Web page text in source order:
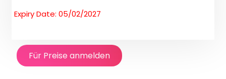
Expiry Date: 05/02/2027
Für Preise anmelden